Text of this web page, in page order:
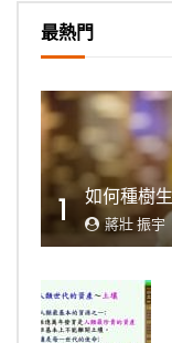
最熱門
1 蔣壯 振宇